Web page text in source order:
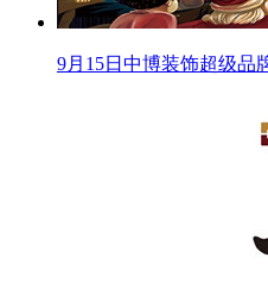
9月15日中博装饰超级品